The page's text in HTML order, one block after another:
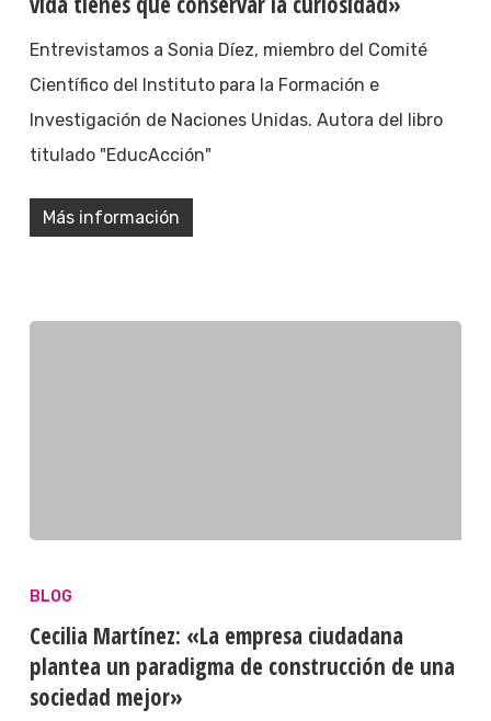
Entrevistamos a Sonia Díez, miembro del Comité
Científico del Instituto para la Formación e
Investigación de Naciones Unidas. Autora del libro
titulado "EducAcción"
Más información
BLOG
Cecilia Martínez: «La empresa ciudadana
plantea un paradigma de construcción de una
sociedad mejor»